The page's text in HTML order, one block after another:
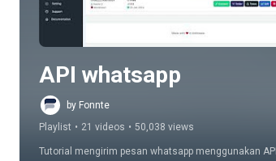
API whatsapp
by Fonnte
Playlist • 21 videos • 50,038 views
Tutorial mengirim pesan whatsapp menggunakan API